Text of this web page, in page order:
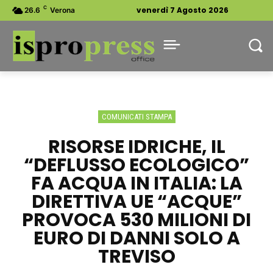
26.6 C Verona venerdì 7 Agosto 2026
COMUNICATI STAMPA
RISORSE IDRICHE, IL
“DEFLUSSO ECOLOGICO”
FA ACQUA IN ITALIA: LA
DIRETTIVA UE “ACQUE”
PROVOCA 530 MILIONI DI
EURO DI DANNI SOLO A
TREVISO